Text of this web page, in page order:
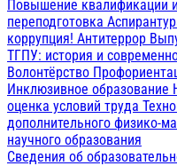
Повышение квалификации
переподготовка
коррупция! Антитеррор
ТГПУ: история и
Волонтёрство
Инклюзивное образование
оценка условий труда
дополнительного физико-
научного образования
Сведения об